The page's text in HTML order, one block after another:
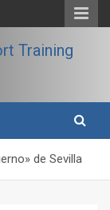
de Sevilla